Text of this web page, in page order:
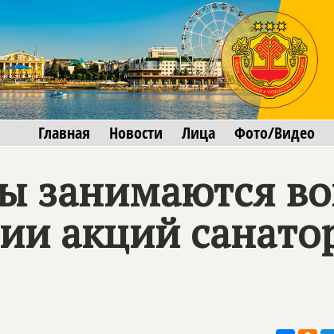
Главная Новости Лица Фото/Видео
занимаются
акций